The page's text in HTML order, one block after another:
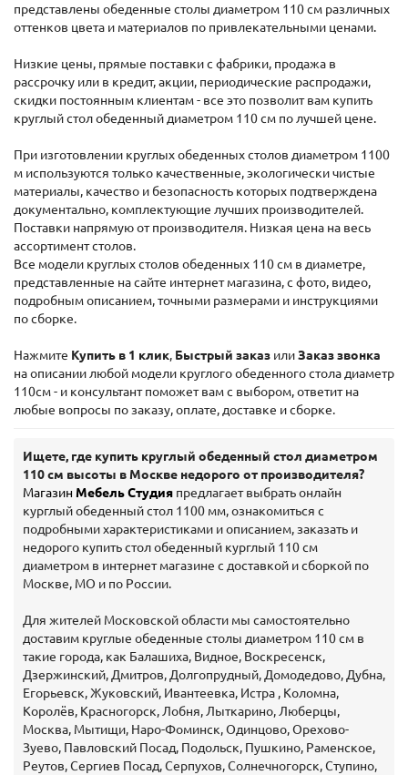
представлены обеденные столы диаметром 110 см различных
оттенков цвета и материалов по привлекательными ценами.
Низкие цены, прямые поставки с фабрики, продажа в
рассрочку или в кредит, акции, периодические распродажи,
скидки постоянным клиентам - все это позволит вам купить
круглый стол обеденный диаметром 110 см по лучшей цене.
При изготовлении круглых обеденных столов диаметром 1100
м используются только качественные, экологически чистые
материалы, качество и безопасность которых подтверждена
документально, комплектующие лучших производителей.
Поставки напрямую от производителя. Низкая цена на весь
ассортимент столов.
Все модели круглых столов обеденных 110 см в диаметре,
представленные на сайте интернет магазина, с фото, видео,
подробным описанием, точными размерами и инструкциями
по сборке.
Нажмите Купить в 1 клик, Быстрый заказ илиЗаказ звонка
на описании любой модели круглого обеденного стола диаметр
110см - и консультант поможет вам с выбором, ответит на
любые вопросы по заказу, оплате, доставке и сборке.
Ищете, где купить круглый обеденный стол диаметром
110 см высоты в Москве недорого от производителя?
Магазин Мебель Студия предлагает выбрать онлайн
курглый обеденный стол 1100 мм, ознакомиться с
подробными характеристиками и описанием, заказать и
недорого купить стол обеденный курглый 110 см
диаметром в интернет магазине с доставкой и сборкой по
Москве, МО и по России.
Для жителей Московской области мы самостоятельно
доставим круглые обеденные столы диаметром 110 см в
такие города, как Балашиха, Видное, Воскресенск,
Дзержинский, Дмитров, Долгопрудный, Домодедово, Дубна,
Егорьевск, Жуковский, Ивантеевка, Истра , Коломна,
Королёв, Красногорск, Лобня, Лыткарино, Люберцы,
Москва, Мытищи, Наро-Фоминск, Одинцово, Орехово-
Зуево, Павловский Посад, Подольск, Пушкино, Раменское,
Реутов, Сергиев Посад, Серпухов, Солнечногорск, Ступино,